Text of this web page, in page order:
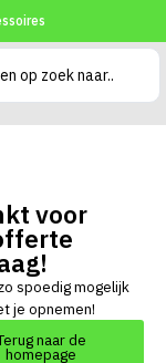
voor
spoedig mogelijk
je opnemen!
naar de
homepage